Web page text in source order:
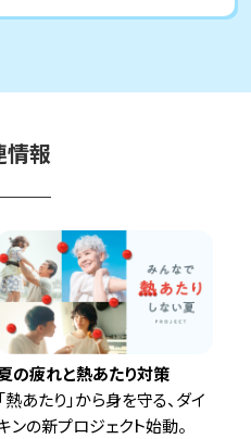
情報
の疲れと熱あたり対策
「熱あたり」から身を守る、ダイ
ンの新プロジェクト始動。